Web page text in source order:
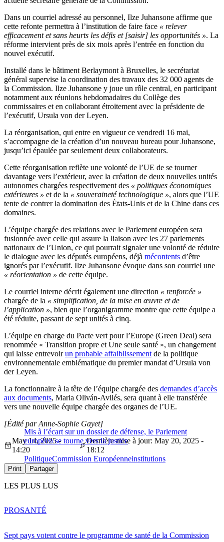
Dans un courriel adressé au personnel, Ilze Juhansone affirme que
cette refonte permettra à l’institution de faire face « relever
efficacement et sans heurts les défis et [saisir] les opportunités ». La
réforme intervient près de six mois après l’entrée en fonction du
nouvel exécutif.
Installé dans le bâtiment Berlaymont à Bruxelles, le secrétariat
général supervise la coordination des travaux des 32 000 agents de
la Commission. Ilze Juhansone y joue un rôle central, en participant
notamment aux réunions hebdomadaires du Collège des
commissaires et en collaborant étroitement avec la présidente de
l’exécutif, Ursula von der Leyen.
La réorganisation, qui entre en vigueur ce vendredi 16 mai,
s’accompagne de la création d’un nouveau bureau pour Juhansone,
jusqu’ici épaulée par seulement deux collaborateurs.
Cette réorganisation reflète une volonté de l’UE de se tourner
davantage vers l’extérieur, avec la création de deux nouvelles unités
autonomes chargées respectivement des « politiques économiques
extérieures » et de la « souveraineté technologique », alors que l’UE
tente de contrer la domination des États-Unis et de la Chine dans ces
domaines.
L’équipe chargée des relations avec le Parlement européen sera
fusionnée avec celle qui assure la liaison avec les 27 parlements
nationaux de l’Union, ce qui pourrait signaler une volonté de réduire
le dialogue avec les députés européens, déjà mécontents d’être
ignorés par l’exécutif. Ilze Juhansone évoque dans son courriel une
« réorientation » de cette équipe.
Le courriel interne décrit également une direction « renforcée »
chargée de la « simplification, de la mise en œuvre et de
l’application », bien que l’organigramme montre que cette équipe a
été réduite, passant de sept unités à cinq.
L’équipe en charge du Pacte vert pour l’Europe (Green Deal) sera
renommée « Transition propre et Une seule santé », un changement
qui laisse entrevoirun probable affaiblissement de la politique
environnementale emblématique du premier mandat d’Ursula von
der Leyen.
La fonctionnaire à la tête de l’équipe chargée des demandes d’accès
aux documents, Maria Oliván-Avilés, sera quant à elle transférée
vers une nouvelle équipe chargée des organes de l’UE.
Mis à l’écart sur un dossier de défense, le Parlement
européen se tourne vers la justice
[Édité par Anne-Sophie Gayet]
May 14, 2025 -
14:20
Dernière mise à jour: May 20, 2025 -
18:12
PolitiqueCommission Européenneinstitutions
Print Partager
LES PLUS LUS
Sept pays votent contre le programme de santé de la Commission
PROSANTÉ